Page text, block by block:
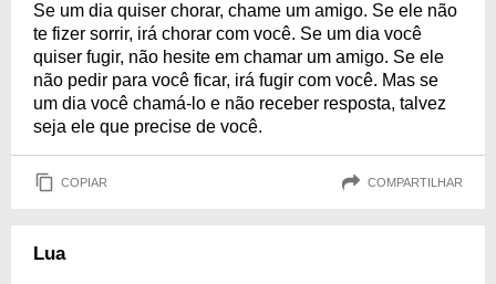
Se um dia quiser chorar, chame um amigo. Se ele não
te fizer sorrir, irá chorar com você. Se um dia você
quiser fugir, não hesite em chamar um amigo. Se ele
não pedir para você ficar, irá fugir com você. Mas se
um dia você chamá-lo e não receber resposta, talvez
seja ele que precise de você.
COPIAR COMPARTILHAR
Lua